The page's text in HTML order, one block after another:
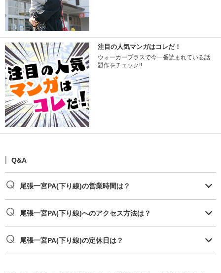
注目の人気マンガはコレだ！
ウォーカープラスで今一番読まれている話
題作をチェック!!
Q&A
尾張一宮PA(下り線)の営業時間は？
尾張一宮PA(下り線)へのアクセス方法は？
尾張一宮PA(下り線)の定休日は？